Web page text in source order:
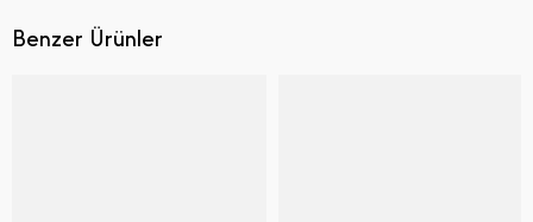
Benzer Ürünler